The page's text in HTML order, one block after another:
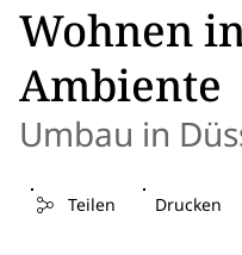
Wohnen
Ambiente
Umbau in
Teilen Drucken